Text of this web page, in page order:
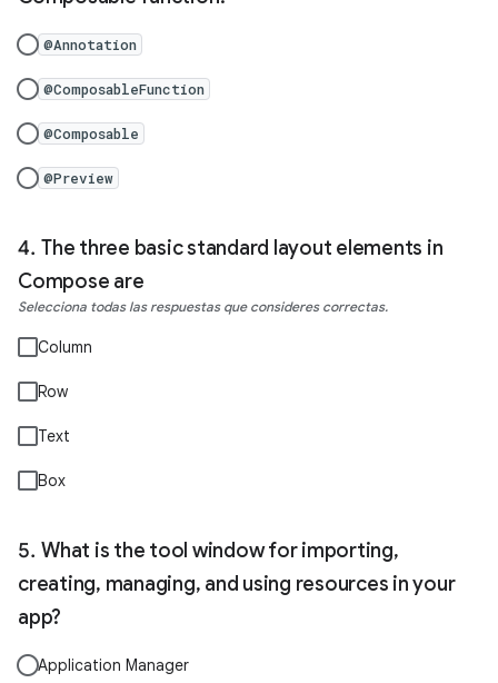
@Annotation
@ComposableFunction
@Composable
@Preview
The three basic standard layout elements in
Compose are
Selecciona todas las respuestas que consideres correctas.
Column
Row
Text
Box
What is the tool window for importing,
creating, managing, and using resources in your
app?
Application Manager